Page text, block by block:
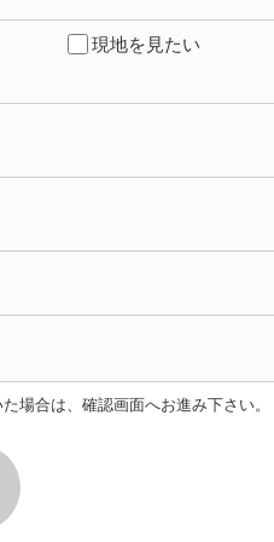
現地を見たい
場合は、確認画面へお進み下さい。